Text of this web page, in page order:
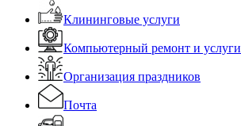
Клининговые услуги
Компьютерный ремонт и услуги
Организация праздников
Почта